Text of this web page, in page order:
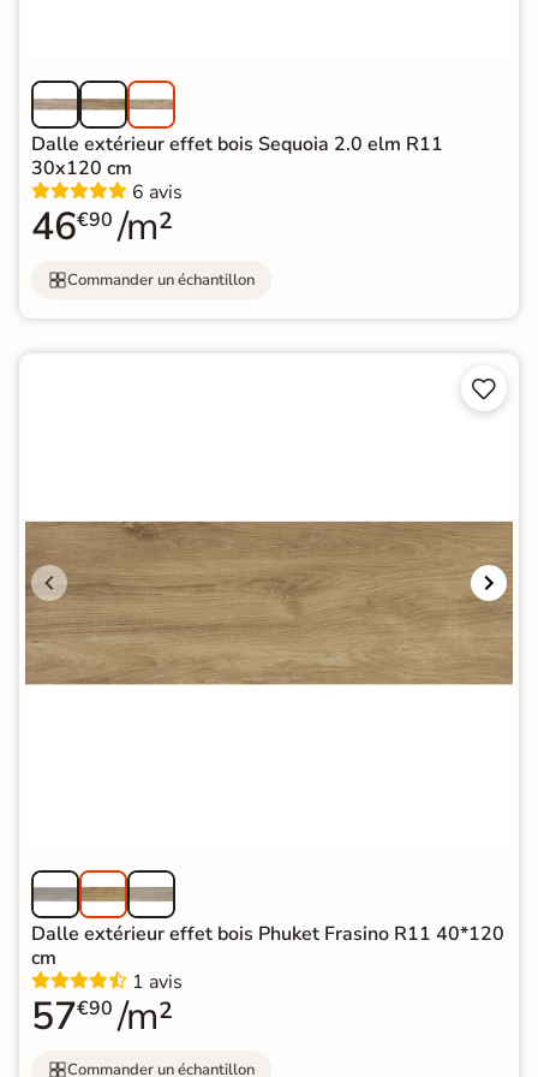
Dalle extérieur effet bois Sequoia 2.0 elm R11
30x120 cm
6 avis
46€90 /m²
Commander un échantillon


Dalle extérieur effet bois Phuket Frasino R11 40*120
cm
1 avis
57€90 /m²
Commander un échantillon